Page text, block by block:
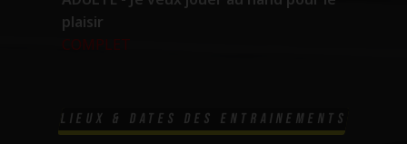
plaisir
COMPLET
Lieux & dates des entrainements